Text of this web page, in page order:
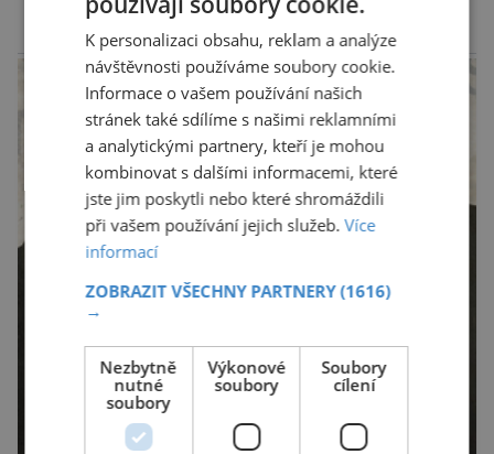
mononutrienty, jsou rybí konzervy kompletní
potravinou,“ říká nutriční specialista Colin
Robertson a zdůrazňuje […]
reklama
K personalizaci obsahu, reklam a analýze
návštěvnosti používáme soubory cookie.
Informace o vašem používání našich
stránek také sdílíme s našimi reklamními
a analytickými partnery, kteří je mohou
kombinovat s dalšími informacemi, které
jste jim poskytli nebo které shromáždili
při vašem používání jejich služeb.Více
informací
ZOBRAZIT VŠECHNY PARTNERY(1616)
→
Nezbytně
nutné
soubory
Výkonové
soubory
Soubory
cílení